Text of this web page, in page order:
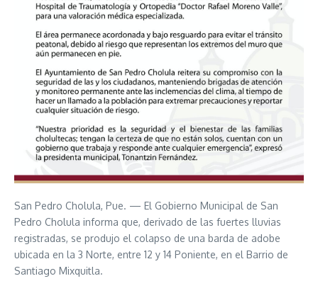
San Pedro Cholula, Pue. — El Gobierno Municipal de San
Pedro Cholula informa que, derivado de las fuertes lluvias
registradas, se produjo el colapso de una barda de adobe
ubicada en la 3 Norte, entre 12 y 14 Poniente, en el Barrio de
Santiago Mixquitla.